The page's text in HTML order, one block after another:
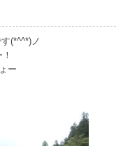
(*^^*)ノ
ー